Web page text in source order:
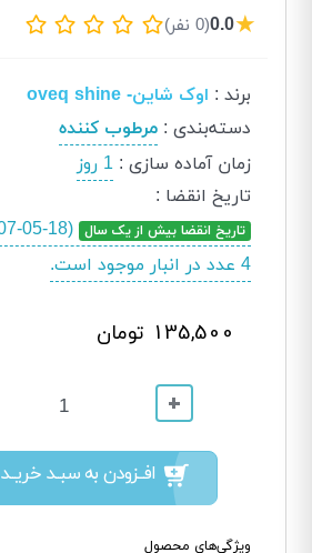
★
0.0(0 نفر)
برند : اوک شاین- oveq shine
دسته‌بندی :مرطوب کننده
زمان آماده سازی :1 روز
تاریخ انقضا :
تاریخ انقضا بیش از یک سال (1407-05-18)
4 عدد در انبار موجود است.
135,500 تومان
+
افــزودن به سبــد خریــد
ویژگی‌های محصول